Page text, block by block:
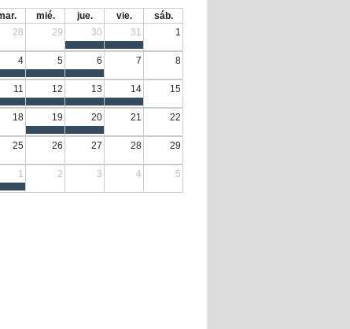
mié. jue. vie.
sáb.
28 29 30 31 1
4 5 6 7 8
11 12 13 14 15
18 19 20 21 22
25 26 27 28 29
1 2 3 4 5